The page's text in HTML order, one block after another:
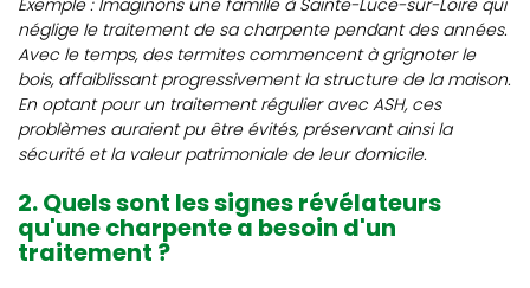
Exemple : Imaginons une famille à Sainte-Luce-sur-Loire qui
néglige le traitement de sa charpente pendant des années.
Avec le temps, des termites commencent à grignoter le
bois, affaiblissant progressivement la structure de la maison.
En optant pour un traitement régulier avec ASH, ces
problèmes auraient pu être évités, préservant ainsi la
sécurité et la valeur patrimoniale de leur domicile.
2. Quels sont les signes révélateurs
qu'une charpente a besoin d'un
traitement ?